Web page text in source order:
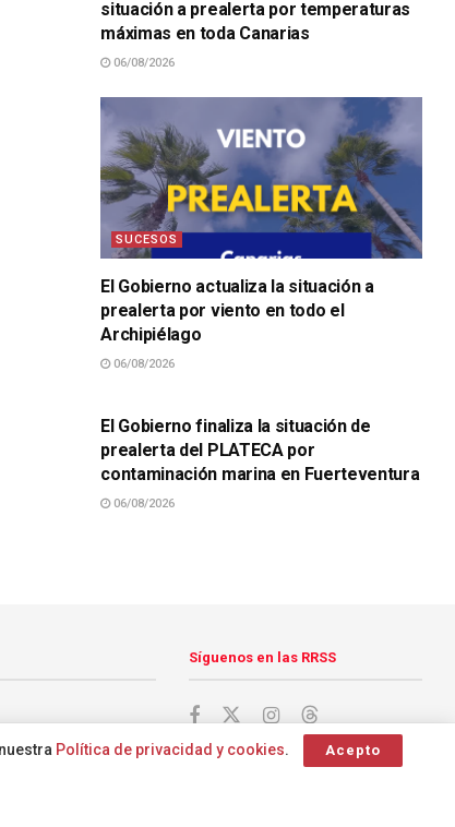
situación a prealerta por temperaturas
máximas en toda Canarias
06/08/2026
SUCESOS
El Gobierno actualiza la situación a
prealerta por viento en todo el
Archipiélago
06/08/2026
El Gobierno finaliza la situación de
prealerta del PLATECA por
contaminación marina en Fuerteventura
06/08/2026
Síguenos en las RRSS
Política de privacidad y cookies. Acepto